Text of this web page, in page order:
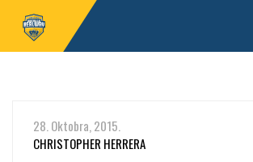
28. Oktobra, 2015.
CHRISTOPHER HERRERA